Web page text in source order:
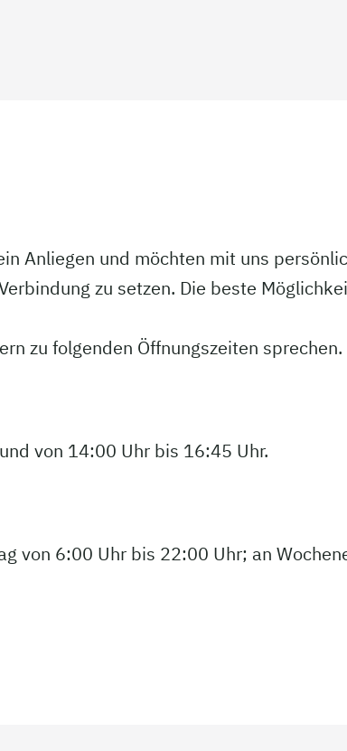
Anliegen und möchten mit uns
zu setzen. Die beste
zu folgenden Öffnungszeiten sprechen.
von 14:00 Uhr bis 16:45 Uhr.
von 6:00 Uhr bis 22:00 Uhr; an